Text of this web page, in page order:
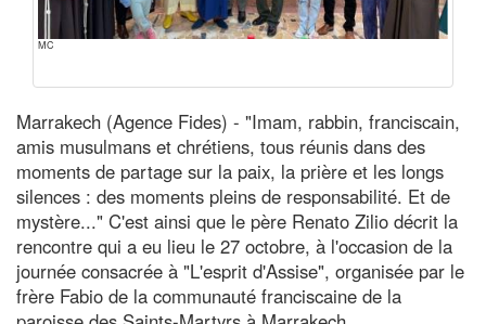
MC
Marrakech (Agence Fides) - "Imam, rabbin, franciscain,
amis musulmans et chrétiens, tous réunis dans des
moments de partage sur la paix, la prière et les longs
silences : des moments pleins de responsabilité. Et de
mystère..." C'est ainsi que le père Renato Zilio décrit la
rencontre qui a eu lieu le 27 octobre, à l'occasion de la
journée consacrée à "L'esprit d'Assise", organisée par le
frère Fabio de la communauté franciscaine de la